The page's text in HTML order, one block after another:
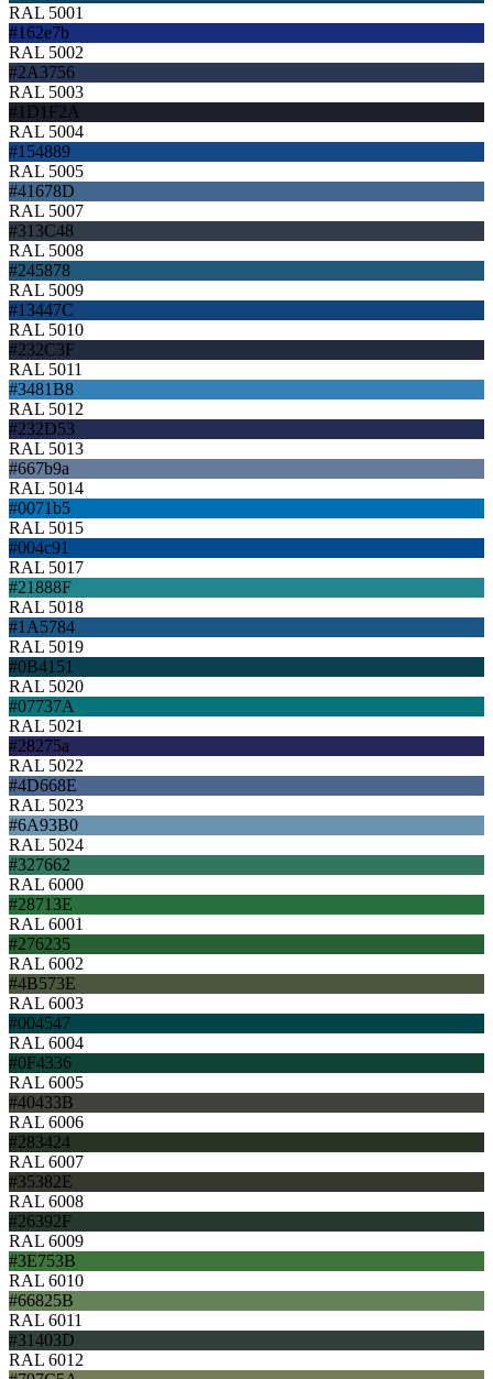
RAL 5001
#162e7b
RAL 5002
#2A3756
RAL 5003
#1D1F2A
RAL 5004
#154889
RAL 5005
#41678D
RAL 5007
#313C48
RAL 5008
#245878
RAL 5009
#13447C
RAL 5010
#232C3F
RAL 5011
#3481B8
RAL 5012
#232D53
RAL 5013
#667b9a
RAL 5014
#0071b5
RAL 5015
#004c91
RAL 5017
#21888F
RAL 5018
#1A5784
RAL 5019
#0B4151
RAL 5020
#07737A
RAL 5021
#28275a
RAL 5022
#4D668E
RAL 5023
#6A93B0
RAL 5024
#327662
RAL 6000
#28713E
RAL 6001
#276235
RAL 6002
#4B573E
RAL 6003
#004547
RAL 6004
#0F4336
RAL 6005
#40433B
RAL 6006
#283424
RAL 6007
#35382E
RAL 6008
#26392F
RAL 6009
#3E753B
RAL 6010
#66825B
RAL 6011
#31403D
RAL 6012